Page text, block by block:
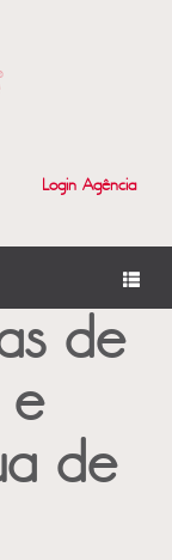
Login Agência
de
e
de